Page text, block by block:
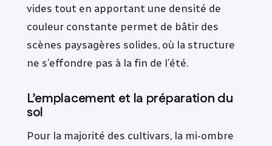
vides tout en apportant une densité de
couleur constante permet de bâtir des
scènes paysagères solides, où la structure
ne s’effondre pas à la fin de l’été.
L’emplacement et la préparation du
sol
Pour la majorité des cultivars, la mi-ombre